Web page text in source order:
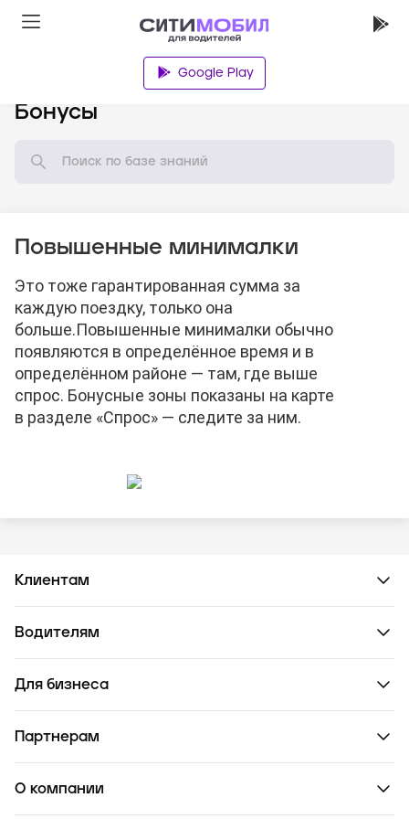
Google Play
Бонусы
Повышенные минималки
Это тоже гарантированная сумма за
каждую поездку, только она
больше.Повышенные минималки обычно
появляются в определённое время и в
определённом районе — там, где выше
спрос. Бонусные зоны показаны на карте
в разделе «Спрос» — следите за ним.
Клиентам
Водителям
Для бизнеса
Партнерам
О компании